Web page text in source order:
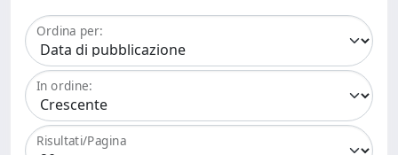
Ordina per:
In ordine:
Risultati/Pagina